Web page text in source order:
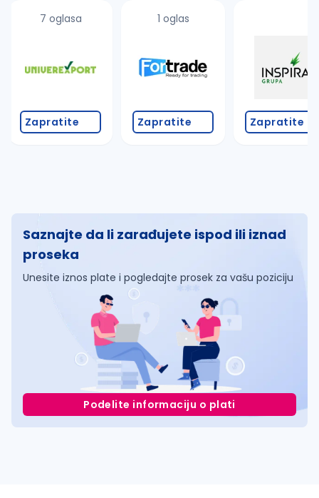
7 oglasa
Zapratite
1 oglas
Zapratite Zapratite
Saznajte da li zarađujete ispod ili iznad
proseka
Unesite iznos plate i pogledajte prosek za vašu poziciju
Podelite informaciju o plati